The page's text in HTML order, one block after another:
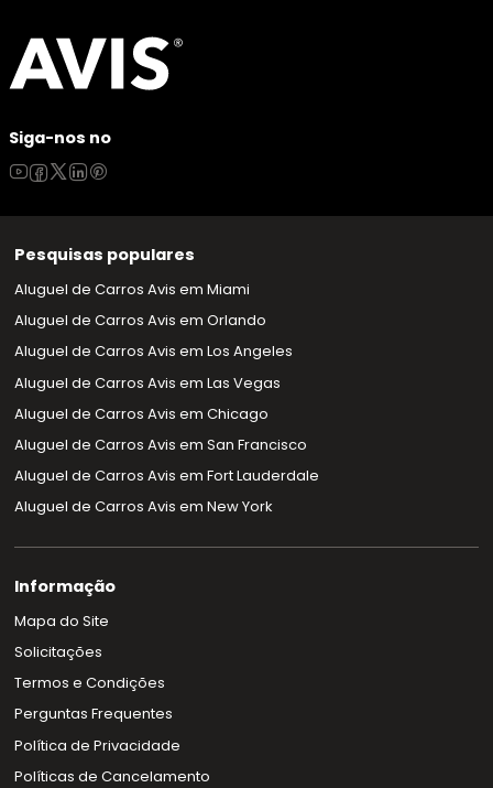
Siga-nos no
Pesquisas populares
Aluguel de Carros Avis em Miami
Aluguel de Carros Avis em Orlando
Aluguel de Carros Avis em Los Angeles
Aluguel de Carros Avis em Las Vegas
Aluguel de Carros Avis em Chicago
Aluguel de Carros Avis em San Francisco
Aluguel de Carros Avis em Fort Lauderdale
Aluguel de Carros Avis em New York
Informação
Mapa do Site
Solicitações
Termos e Condições
Perguntas Frequentes
Política de Privacidade
Políticas de Cancelamento